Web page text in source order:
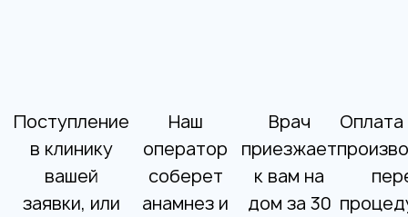
Поступление
в клинику
вашей
заявки, или
Наш
оператор
соберет
анамнез и
Врач
приезжает
к вам на
дом за 30
Оплата